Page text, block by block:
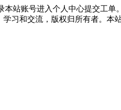
站账号进入个人中心提交工单。
习和交流，版权归所有者。本